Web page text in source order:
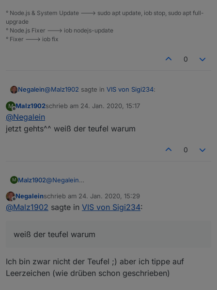
° Node.js & System Update ---> sudo apt update, iob stop, sudo apt full-
upgrade
° Node.js Fixer ---> iob nodejs-update
° Fixer ---> iob fix
0
Negalein@Malz1902 sagte in VIS von Sigi234:
M
Offline
Malz1902schrieb am 24. Jan. 2020, 15:17
zuletzt editiert von
@Negalein
jetzt gehts^^ weiß der teufel warum
0
M Malz1902@Negalein
Offline
Negaleinschrieb am 24. Jan. 2020, 15:29
zuletzt editiert von
@Malz1902 sagte in VIS von Sigi234:
weiß der teufel warum
Ich bin zwar nicht der Teufel ;) aber ich tippe auf
Leerzeichen (wie drüben schon geschrieben)